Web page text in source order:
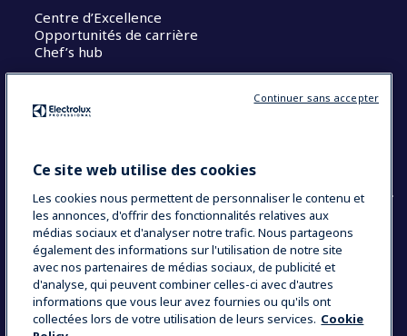
Centre d’Excellence
Opportunités de carrière
Chef’s hub
COUNTRY AND LANGUAGE
VOTRE SÉLECTION : FRANCE
Ce site web utilise des cookies
Les cookies nous permettent de personnaliser le contenu et
les annonces, d'offrir des fonctionnalités relatives aux
médias sociaux et d'analyser notre trafic. Nous partageons
également des informations sur l'utilisation de notre site
avec nos partenaires de médias sociaux, de publicité et
d'analyse, qui peuvent combiner celles-ci avec d'autres
informations que vous leur avez fournies ou qu'ils ont
collectées lors de votre utilisation de leurs services. Cookie
Continuer sans accepter